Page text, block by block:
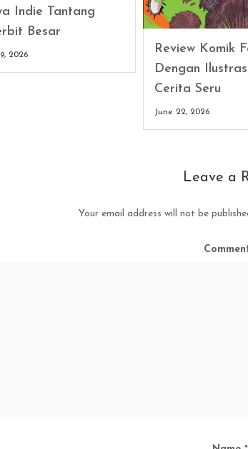
Indie Tantang
Besar
2026
Review Komik
Dengan
Cerita Seru
June 22, 2026
Leave a
Your email address will not be